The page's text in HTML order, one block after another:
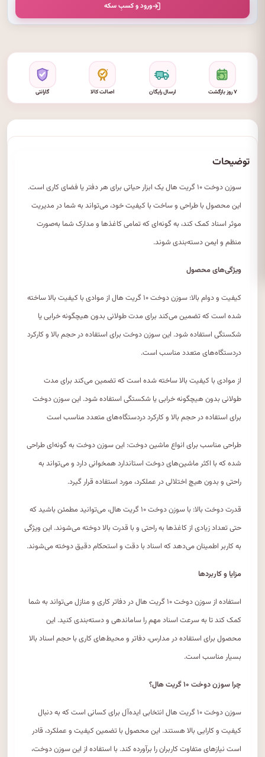
ورود و کسبِ سکه
۷ روز بازگشت ارسال رایگان اصالت کالا گارانتی
توضیحات
سوزن دوخت ۱۰ گریت هال یک ابزار حیاتی برای هر دفتر یا فضای کاری است.
این محصول با طراحی و ساخت با کیفیت خود، می‌تواند به شما در مدیریت
موثر اسناد کمک کند، به گونه‌ای که تمامی کاغذها و مدارک شما به‌صورت
منظم و ایمن دسته‌بندی شوند.
ویژگی‌های محصول
کیفیت و دوام بالا: سوزن دوخت ۱۰ گریت هال از موادی با کیفیت بالا ساخته
شده است که تضمین می‌کند برای مدت طولانی بدون هیچگونه خرابی یا
شکستگی استفاده شود. این سوزن دوخت برای استفاده در حجم بالا و کارکرد
دردستگاه‌های متعدد مناسب است.
از موادی با کیفیت بالا ساخته شده است که تضمین می‌کند برای مدت
طولانی بدون هیچگونه خرابی یا شکستگی استفاده شود. این سوزن دوخت
برای استفاده در حجم بالا و کارکرد دردستگاه‌های متعدد مناسب است
طراحی مناسب برای انواع ماشین دوخت: این سوزن دوخت به گونه‌ای طراحی
شده که با اکثر ماشین‌های دوخت استاندارد همخوانی دارد و می‌تواند به
راحتی و بدون هیچ اختلالی در عملکرد، مورد استفاده قرار گیرد.
قدرت دوخت بالا: با سوزن دوخت ۱۰ گریت هال، می‌توانید مطمئن باشید که
حتی تعداد زیادی از کاغذها به راحتی و با قدرت بالا دوخته می‌شوند. این ویژگی
به کاربر اطمینان می‌دهد که اسناد با دقت و استحکام دقیق دوخته می‌شوند.
مزایا و کاربردها
استفاده از سوزن دوخت ۱۰ گریت هال در دفاتر کاری و منازل می‌تواند به شما
کمک کند تا به سرعت اسناد مهم را ساماندهی و دسته‌بندی کنید. این
محصول برای استفاده در مدارس، دفاتر و محیط‌های کاری با حجم اسناد بالا
بسیار مناسب است.
چرا سوزن دوخت ۱۰ گریت هال؟
سوزن دوخت ۱۰ گریت هال انتخابی ایده‌آل برای کسانی است که به دنبال
کیفیت و کارایی بالا هستند. این محصول با تضمین کیفیت و عملکرد، قادر
است نیازهای متفاوت کاربران را برآورده کند. با استفاده از این سوزن دوخت،